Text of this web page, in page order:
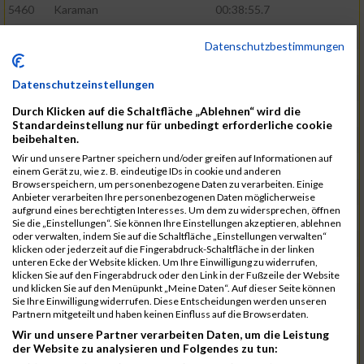
5460 Karaman
00:38:55.7
5601
5368
Böhm
5531
Rieger
00:39:41.5
5584
Stadtmüller
5570
Schulze
00:40:29.6
5572
Schuster
00:40:29.9
5466
Kiehne
00:40:40.9
5615
Weigand
00:41:00.1
5515
Ohler
00:41:07.3
5580
Selbiger
00:41:12.6
5474
Koehn
00:41:12.8
5455
Joho
00:41:56.4
Datenschutzbestimmungen
Datenschutzeinstellungen
Durch Klicken auf die Schaltfläche „Ablehnen“ wird die
Standardeinstellung nur für unbedingt erforderliche cookie
beibehalten.
Wir und unsere Partner speichern und/oder greifen auf Informationen auf
einem Gerät zu, wie z. B. eindeutige IDs in cookie und anderen
Browserspeichern, um personenbezogene Daten zu verarbeiten. Einige
Anbieter verarbeiten Ihre personenbezogenen Daten möglicherweise
aufgrund eines berechtigten Interesses. Um dem zu widersprechen, öffnen
Sie die „Einstellungen“. Sie können Ihre Einstellungen akzeptieren, ablehnen
oder verwalten, indem Sie auf die Schaltfläche „Einstellungen verwalten“
klicken oder jederzeit auf die Fingerabdruck-Schaltfläche in der linken
unteren Ecke der Website klicken. Um Ihre Einwilligung zu widerrufen,
klicken Sie auf den Fingerabdruck oder den Link in der Fußzeile der Website
und klicken Sie auf den Menüpunkt „Meine Daten“. Auf dieser Seite können
Sie Ihre Einwilligung widerrufen. Diese Entscheidungen werden unseren
Partnern mitgeteilt und haben keinen Einfluss auf die Browserdaten.
Wir und unsere Partner verarbeiten Daten, um die Leistung
der Website zu analysieren und Folgendes zu tun: